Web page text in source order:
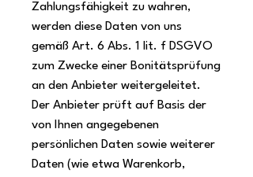
Zahlungsfähigkeit zu wahren,
werden diese Daten von uns
gemäß Art. 6 Abs. 1 lit. f DSGVO
zum Zwecke einer Bonitätsprüfung
an den Anbieter weitergeleitet.
Der Anbieter prüft auf Basis der
von Ihnen angegebenen
persönlichen Daten sowie weiterer
Daten (wie etwa Warenkorb,